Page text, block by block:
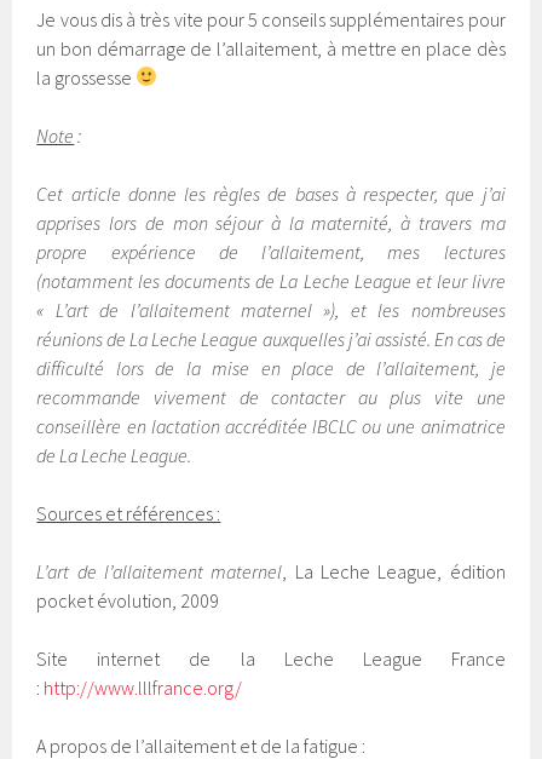
Je vous dis à très vite pour 5 conseils supplémentaires pour
un bon démarrage de l’allaitement, à mettre en place dès
la grossesse
Note :
Cet article donne les règles de bases à respecter, que j’ai
apprises lors de mon séjour à la maternité, à travers ma
propre expérience de l’allaitement, mes lectures
(notamment les documents de La Leche League et leur livre
« L’art de l’allaitement maternel »), et les nombreuses
réunions de La Leche League auxquelles j’ai assisté. En cas de
difficulté lors de la mise en place de l’allaitement, je
recommande vivement de contacter au plus vite une
conseillère en lactation accréditée IBCLC ou une animatrice
de La Leche League.
Sources et références :
L’art de l’allaitement maternel , La Leche League, édition
pocket évolution, 2009
Site internet de la Leche League France
: http://www.lllfrance.org/
A propos de l’allaitement et de la fatigue :